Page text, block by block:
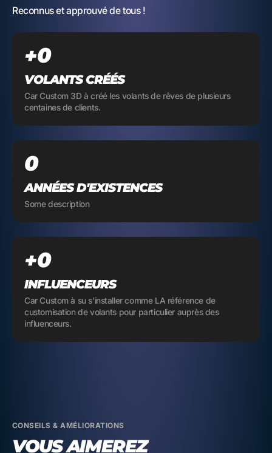
Reconnus et approuvé de tous !
+0
VOLANTS CRÉÉS
Car Custom 3D à créé les volants de rêves de plusieurs
centaines de clients.
0
ANNÉES D'EXISTENCES
Some description
+0
INFLUENCEURS
Car Custom à su s'installer comme LA référence de
customisation de volants pour particulier auprès des
influenceurs.
CONSEILS & AMÉLIORATIONS
VOUS AIMEREZ